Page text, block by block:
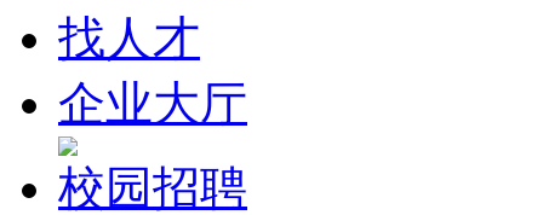
找人才
企业大厅
校园招聘